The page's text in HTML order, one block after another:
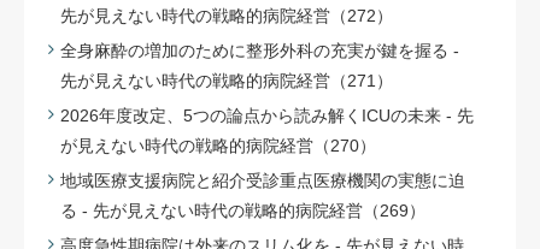
先が見えない時代の戦略的病院経営（272）
全身麻酔の増加のために整形外科の充実が鍵を握る -
先が見えない時代の戦略的病院経営（271）
2026年度改定、5つの論点から読み解くICUの未来 - 先
が見えない時代の戦略的病院経営（270）
地域医療支援病院と紹介受診重点医療機関の実態に迫
る - 先が見えない時代の戦略的病院経営（269）